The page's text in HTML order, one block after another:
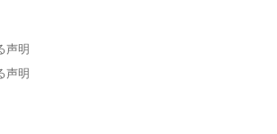
使用できます。この 2 つは [設定] で切り
ルユーザーインターフェース] をオンまた
の手順は、拡張プロファイルユーザーイン
。
声明
声明